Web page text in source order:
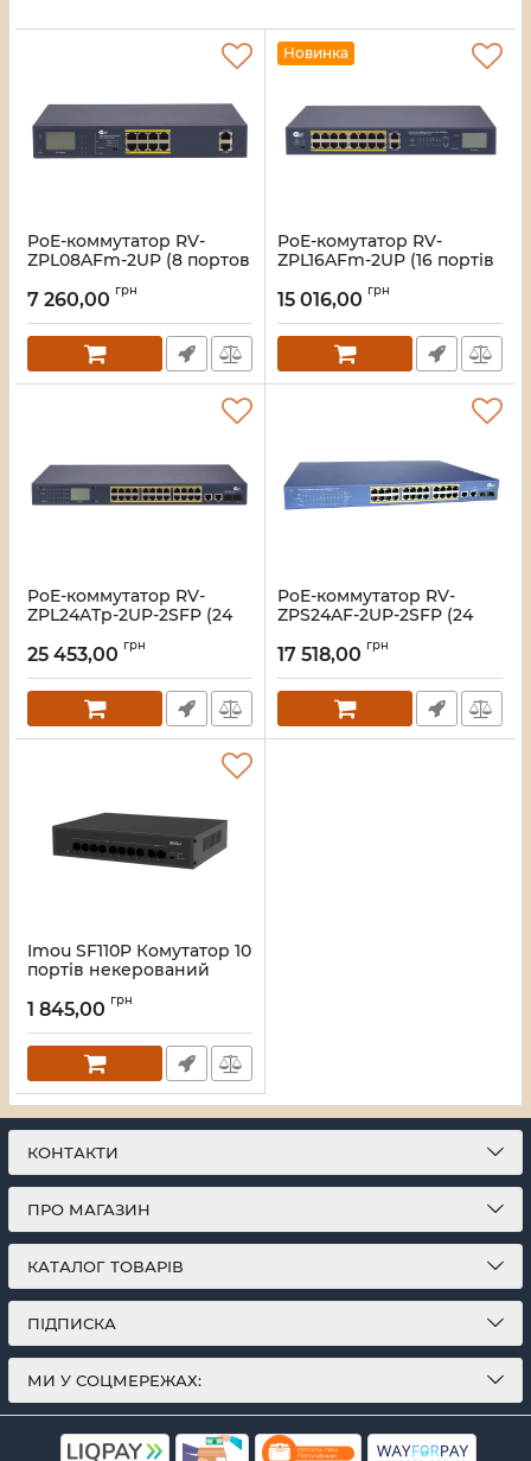
PoE-коммутатор RV-
ZPL08AFm-2UP (8 портов
дисплеем
Артикул:A000282
7 260,00 грн
Новинка
PoE-комутатор RV-
ZPL16AFm-2UP (16 портів
дисплеєм
Артикул:A000283
15 016,00 грн
PoE-коммутатор RV-
ZPL24ATp-2UP-2SFP (24
повышенной мощности,
Артикул:A000281
25 453,00 грн
PoE-коммутатор RV-
ZPS24AF-2UP-2SFP (24
Артикул:A000280
17 518,00 грн
Imou SF110P Комутатор 10
портів некерований
1 845,00 грн
КОНТАКТИ
ПРО МАГАЗИН
КАТАЛОГ ТОВАРІВ
ПІДПИСКА
МИ У СОЦМЕРЕЖАХ: